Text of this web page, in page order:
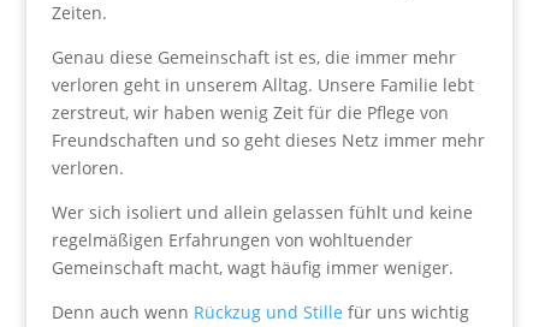
Zeiten.
Genau diese Gemeinschaft ist es, die immer mehr
verloren geht in unserem Alltag. Unsere Familie lebt
zerstreut, wir haben wenig Zeit für die Pflege von
Freundschaften und so geht dieses Netz immer mehr
verloren.
Wer sich isoliert und allein gelassen fühlt und keine
regelmäßigen Erfahrungen von wohltuender
Gemeinschaft macht, wagt häufig immer weniger.
Denn auch wenn Rückzug und Stille für uns wichtig